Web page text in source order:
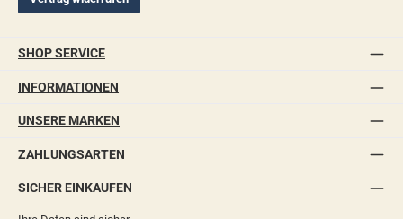
SHOP SERVICE
INFORMATIONEN
UNSERE MARKEN
ZAHLUNGSARTEN
SICHER EINKAUFEN